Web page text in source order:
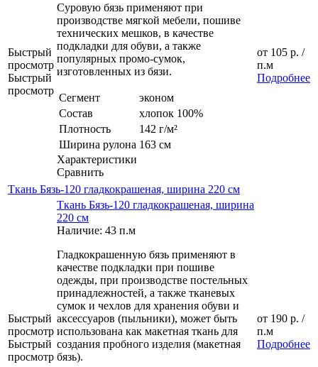
Быстрый
просмотр
Быстрый
просмотр
Суровую бязь применяют при
производстве мягкой мебели, пошиве
технических мешков, в качестве
подкладки для обуви, а также
популярных промо-сумок,
изготовленных из бязи.
Сегмент
эконом
Состав
хлопок 100%
Плотность
142 г/м²
Ширина рулона 163 см
Характеристики
Сравнить
от 105 р. /
п.м
Подробнее
Ткань Бязь-120 гладкокрашеная, ширина 220 см
Быстрый
просмотр
Быстрый
просмотр
Ткань Бязь-120 гладкокрашеная, ширина
220 см
Наличие: 43 п.м
Гладкокрашенную бязь применяют в
качестве подкладки при пошиве
одежды, при производстве постельных
принадлежностей, а также тканевых
сумок и чехлов для хранения обуви и
аксессуаров (пыльники), может быть
использована как макетная ткань для
создания пробного изделия (макетная
бязь).
от 190 р. /
п.м
Подробнее